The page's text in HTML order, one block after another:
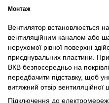
Монтаж
Вентилятор встановлюється
вентиляційним каналом або
нерухомої рівної поверхні
приєднувальних пластини. При
ВКВ безпосередньо на
передбачити підставку, щоб
витяжний отвір вентиляційної
Підключення до